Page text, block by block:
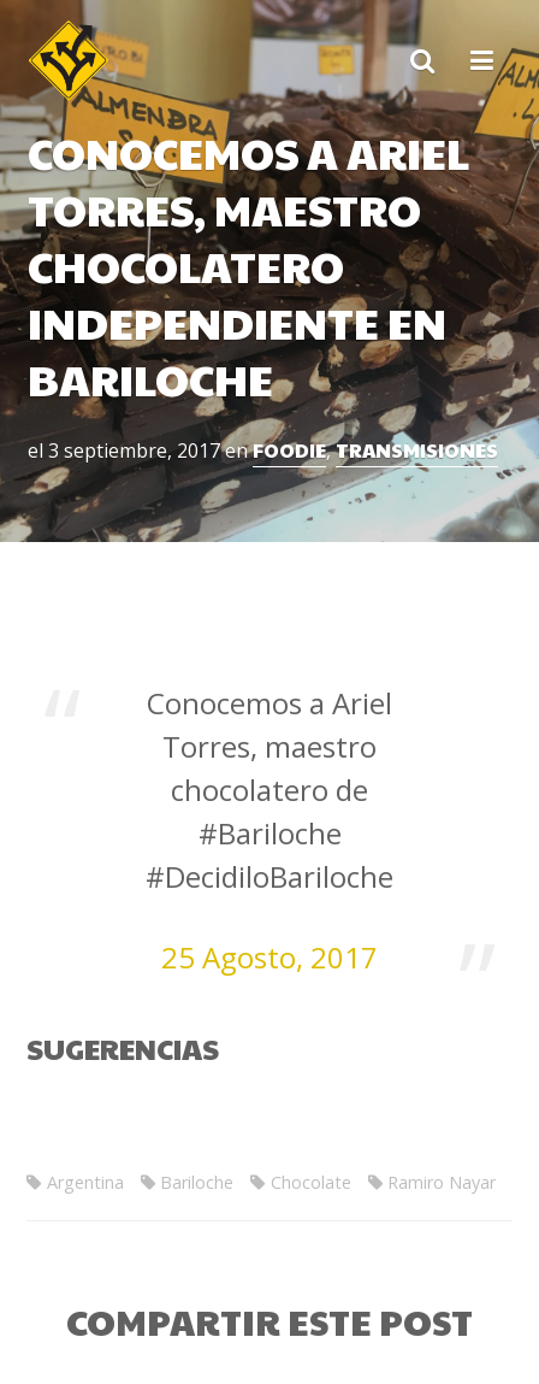
content
CONOCEMOS A ARIEL
TORRES, MAESTRO
CHOCOLATERO
INDEPENDIENTE EN
BARILOCHE
el 3 septiembre, 2017enFOODIE,TRANSMISIONES
Conocemos a Ariel
Torres, maestro
chocolatero de
#Bariloche
#DecidiloBariloche
25 Agosto, 2017
SUGERENCIAS
Argentina Bariloche Chocolate Ramiro Nayar
COMPARTIR ESTE POST